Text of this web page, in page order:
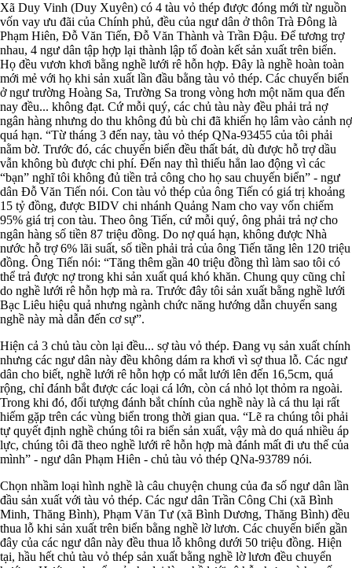
Xã Duy Vinh (Duy Xuyên) có 4 tàu vỏ thép được đóng mới từ nguồn
vốn vay ưu đãi của Chính phủ, đều của ngư dân ở thôn Trà Đông là
Phạm Hiên, Đỗ Văn Tiến, Đỗ Văn Thành và Trần Đậu. Để tương trợ
nhau, 4 ngư dân tập hợp lại thành lập tổ đoàn kết sản xuất trên biển.
Họ đều vươn khơi bằng nghề lưới rê hỗn hợp. Đây là nghề hoàn toàn
mới mẻ với họ khi sản xuất lần đầu bằng tàu vỏ thép. Các chuyến biển
ở ngư trường Hoàng Sa, Trường Sa trong vòng hơn một năm qua đến
nay đều... không đạt. Cứ mỗi quý, các chủ tàu này đều phải trả nợ
ngân hàng nhưng do thu không đủ bù chi đã khiến họ lâm vào cảnh nợ
quá hạn. “Từ tháng 3 đến nay, tàu vỏ thép QNa-93455 của tôi phải
nằm bờ. Trước đó, các chuyến biển đều thất bát, dù được hỗ trợ dầu
vẫn không bù được chi phí. Đến nay thì thiếu hẳn lao động vì các
“bạn” nghĩ tôi không đủ tiền trả công cho họ sau chuyến biển” - ngư
dân Đỗ Văn Tiến nói. Con tàu vỏ thép của ông Tiến có giá trị khoảng
15 tỷ đồng, được BIDV chi nhánh Quảng Nam cho vay vốn chiếm
95% giá trị con tàu. Theo ông Tiến, cứ mỗi quý, ông phải trả nợ cho
ngân hàng số tiền 87 triệu đồng. Do nợ quá hạn, không được Nhà
nước hỗ trợ 6% lãi suất, số tiền phải trả của ông Tiến tăng lên 120 triệu
đồng. Ông Tiến nói: “Tăng thêm gần 40 triệu đồng thì làm sao tôi có
thể trả được nợ trong khi sản xuất quá khó khăn. Chung quy cũng chỉ
do nghề lưới rê hỗn hợp mà ra. Trước đây tôi sản xuất bằng nghề lưới
Bạc Liêu hiệu quả nhưng ngành chức năng hướng dẫn chuyển sang
nghề này mà dẫn đến cơ sự”.
Hiện cả 3 chủ tàu còn lại đều... sợ tàu vỏ thép. Đang vụ sản xuất chính
nhưng các ngư dân này đều không dám ra khơi vì sợ thua lỗ. Các ngư
dân cho biết, nghề lưới rê hỗn hợp có mắt lưới lên đến 16,5cm, quá
rộng, chỉ đánh bắt được các loại cá lớn, còn cá nhỏ lọt thỏm ra ngoài.
Trong khi đó, đối tượng đánh bắt chính của nghề này là cá thu lại rất
hiếm gặp trên các vùng biển trong thời gian qua. “Lẽ ra chúng tôi phải
tự quyết định nghề chúng tôi ra biển sản xuất, vậy mà do quá nhiều áp
lực, chúng tôi đã theo nghề lưới rê hỗn hợp mà đánh mất đi ưu thế của
mình” - ngư dân Phạm Hiên - chủ tàu vỏ thép QNa-93789 nói.
Chọn nhầm loại hình nghề là câu chuyện chung của đa số ngư dân lần
đầu sản xuất với tàu vỏ thép. Các ngư dân Trần Công Chi (xã Bình
Minh, Thăng Bình), Phạm Văn Tư (xã Bình Dương, Thăng Bình) đều
thua lỗ khi sản xuất trên biển bằng nghề lờ lươn. Các chuyến biển gần
đây của các ngư dân này đều thua lỗ không dưới 50 triệu đồng. Hiện
tại, hầu hết chủ tàu vỏ thép sản xuất bằng nghề lờ lươn đều chuyển